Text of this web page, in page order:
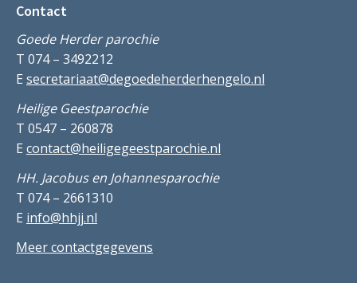
Contact
Goede Herder parochie
T 074 – 3492212
E secretariaat@degoedeherderhengelo.nl
Heilige Geestparochie
T 0547 – 260878
E contact@heiligegeestparochie.nl
HH. Jacobus en Johannesparochie
T 074 – 2661310
E info@hhjj.nl
Meer contactgegevens